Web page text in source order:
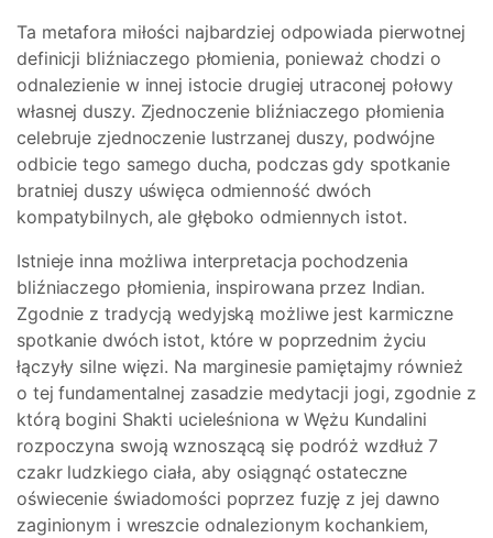
Ta metafora miłości najbardziej odpowiada pierwotnej
definicji bliźniaczego płomienia, ponieważ chodzi o
odnalezienie w innej istocie drugiej utraconej połowy
własnej duszy. Zjednoczenie bliźniaczego płomienia
celebruje zjednoczenie lustrzanej duszy, podwójne
odbicie tego samego ducha, podczas gdy spotkanie
bratniej duszy uświęca odmienność dwóch
kompatybilnych, ale głęboko odmiennych istot.
Istnieje inna możliwa interpretacja pochodzenia
bliźniaczego płomienia, inspirowana przez Indian.
Zgodnie z tradycją wedyjską możliwe jest karmiczne
spotkanie dwóch istot, które w poprzednim życiu
łączyły silne więzi. Na marginesie pamiętajmy również
o tej fundamentalnej zasadzie medytacji jogi, zgodnie z
którą bogini Shakti ucieleśniona w Wężu Kundalini
rozpoczyna swoją wznoszącą się podróż wzdłuż 7
czakr ludzkiego ciała, aby osiągnąć ostateczne
oświecenie świadomości poprzez fuzję z jej dawno
zaginionym i wreszcie odnalezionym kochankiem,